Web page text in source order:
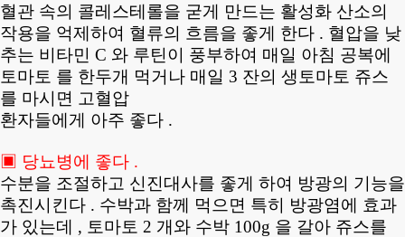
혈관 속의 콜레스테롤을 굳게 만드는 활성화 산소의
작용을 억제하여 혈류의 흐름을 좋게 한다 . 혈압을 낮
추는 비타민 C 와 루틴이 풍부하여 매일 아침 공복에
토마토 를 한두개 먹거나 매일 3 잔의 생토마토 쥬스
를 마시면 고혈압
환자들에게 아주 좋다 .
▣ 당뇨병에 좋다 .
수분을 조절하고 신진대사를 좋게 하여 방광의 기능을
촉진시킨다 . 수박과 함께 먹으면 특히 방광염에 효과
가 있는데 , 토마토 2 개와 수박 100g 을 갈아 쥬스를